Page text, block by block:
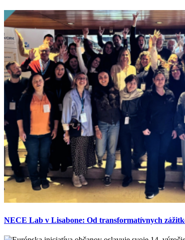
NECE Lab v Lisabone: Od transformatívnych